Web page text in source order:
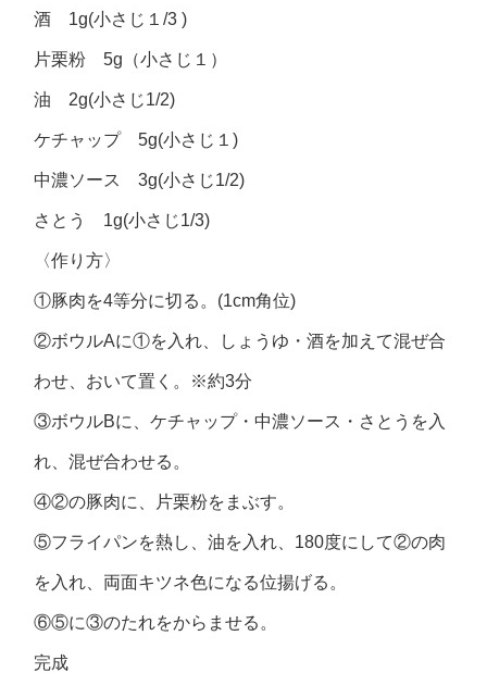
酒 1g(小さじ１/3 )
片栗粉 5g（小さじ１）
油 2g(小さじ1/2)
ケチャップ 5g(小さじ１)
中濃ソース 3g(小さじ1/2)
さとう 1g(小さじ1/3)
〈作り方〉
①豚肉を4等分に切る。(1cm角位)
②ボウルAに①を入れ、しょうゆ・酒を加えて混ぜ合
わせ、おいて置く。※約3分
③ボウルBに、ケチャップ・中濃ソース・さとうを入
れ、混ぜ合わせる。
④②の豚肉に、片栗粉をまぶす。
⑤フライパンを熱し、油を入れ、180度にして②の肉
を入れ、両面キツネ色になる位揚げる。
⑥⑤に③のたれをからませる。
完成